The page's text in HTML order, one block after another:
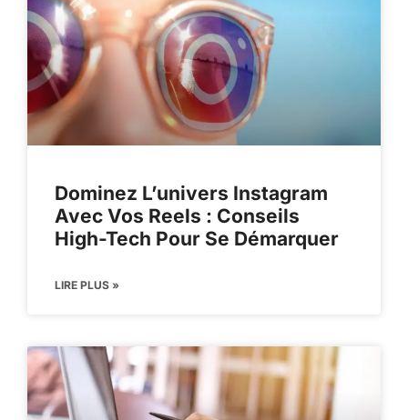
Dominez L’univers Instagram
Avec Vos Reels : Conseils
High-Tech Pour Se Démarquer
LIRE PLUS »